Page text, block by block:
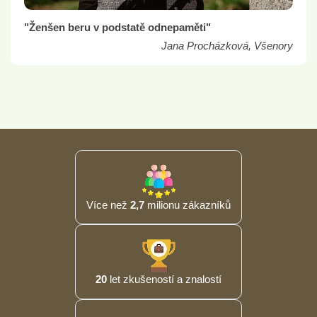
"Ženšen beru v podstatě odnepaměti"
Jana Procházková, Všenory
Více než 2,7 milionu zákazníků
20 let zkušeností a znalostí